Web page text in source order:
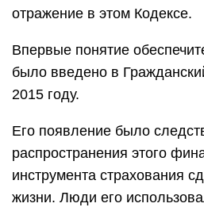
отражение в этом Кодексе.
Впервые понятие
было введено в
2015 году.
Его появление было
распространения этого
инструмента страхования
жизни. Люди его